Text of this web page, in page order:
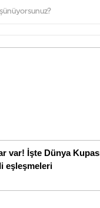
var! İşte Dünya
eşleşmeleri